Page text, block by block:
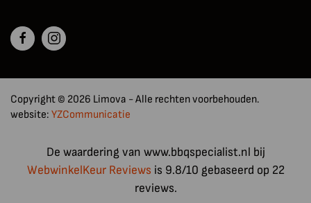
Copyright © 2026 Limova - Alle rechten voorbehouden.
website: YZCommunicatie
De waardering van www.bbqspecialist.nl bij
WebwinkelKeur Reviews is 9.8/10 gebaseerd op 22
reviews.